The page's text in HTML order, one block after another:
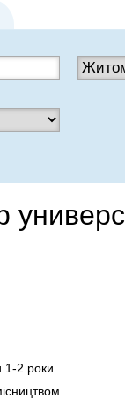
1-2 роки